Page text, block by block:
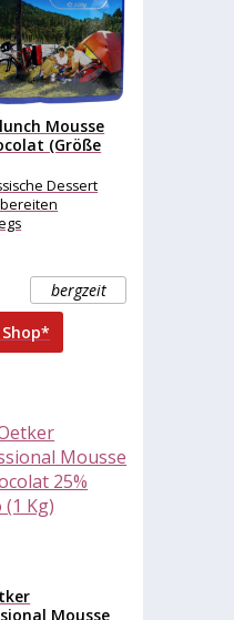
Mousse
(Größe
Dessert
bergzeit
Mousse